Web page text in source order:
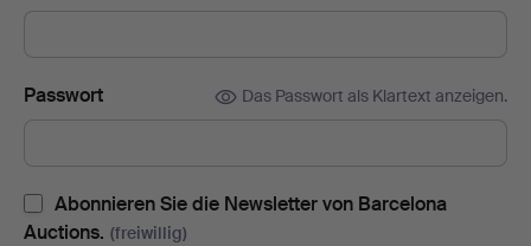
Passwort Das Passwort als Klartext anzeigen.
Abonnieren Sie die Newsletter von Barcelona
Auctions. (freiwillig)